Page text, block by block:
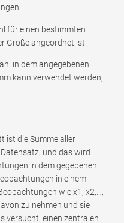
für einen bestimmten
Größe angeordnet ist.
in dem angegebenen
kann verwendet werden,
ist die Summe aller
und das wird
in dem gegebenen
in einem
wie x1, x2,…,
zu nehmen und sie
versucht, einen zentralen